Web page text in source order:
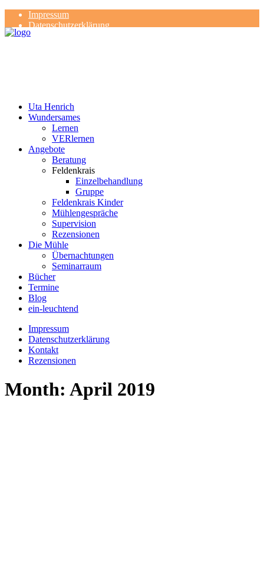
Impressum
Datenschutzerklärung
Kontakt
Uta Henrich
Wundersames
Lernen
VERlernen
Angebote
Beratung
Feldenkrais
Einzelbehandlung
Gruppe
Feldenkrais Kinder
Mühlengespräche
Supervision
Rezensionen
Die Mühle
Übernachtungen
Seminarraum
Bücher
Termine
Blog
ein-leuchtend
Impressum
Datenschutzerklärung
Kontakt
Rezensionen
Month: April 2019